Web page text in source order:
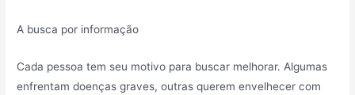
A busca por informação
Cada pessoa tem seu motivo para buscar melhorar. Algumas
enfrentam doenças graves, outras querem envelhecer com